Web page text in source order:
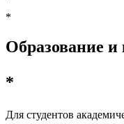
*
Образование и
*
Для студентов